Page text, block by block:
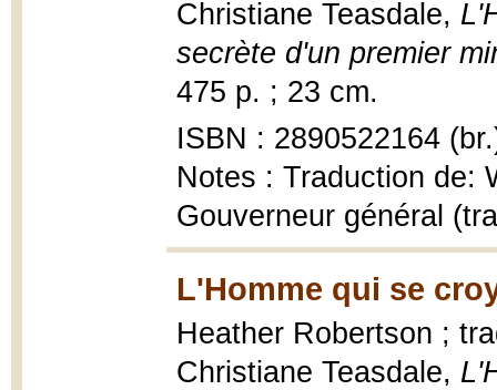
Christiane Teasdale,
secrète d'un premier
475 p. ; 23 cm.
ISBN : 2890522164
Notes : Traduction de:
Gouverneur général
L'Homme qui se
Heather Robertson ;
Christiane Teasdale,